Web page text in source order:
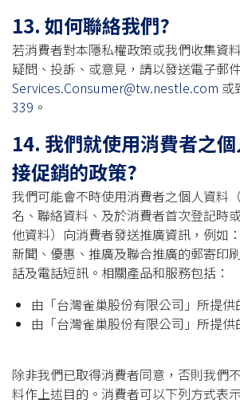
13. 如何聯絡我們?
若消費者對本隱私權政策或我們收集資
疑問、投訴、或意見，請以發送電子郵
Services.Consumer@tw.nestle.com 或
339 。
14. 我們就使用消費者之
接促銷的政策?
我們可能會不時使用消費者之個人資料
名、聯絡資料、及於消費者首次登記時
他資料）向消費者發送推廣資訊，例如
新聞、優惠、推廣及聯合推廣的郵寄印
話及電話短訊。相關產品和服務包括：
由「台灣雀巢股份有限公司」所提
由「台灣雀巢股份有限公司」所提供
除非我們已取得消費者同意，否則我們
料作上述目的。消費者可以下列方式表